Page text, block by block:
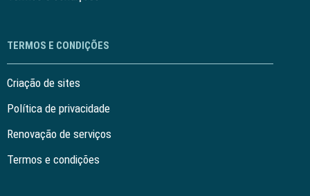
TERMOS E CONDIÇÕES
Criação de sites
Política de privacidade
Renovação de serviços
Termos e condições